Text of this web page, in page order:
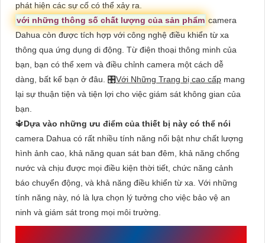
phát hiện các sự cố có thể xảy ra.
với những thông số chất lượng của sản phẩm camera
Dahua còn được tích hợp với công nghệ điều khiển từ xa
thông qua ứng dụng di động. Từ điện thoại thông minh của
bạn, bạn có thể xem và điều chỉnh camera một cách dễ
dàng, bất kể bạn ở đâu. 🎛Với Những Trang bị cao cấp mang
lại sự thuận tiện và tiện lợi cho việc giám sát không gian của
bạn.
🔱Dựa vào những ưu điểm của thiết bị này có thể nói
camera Dahua có rất nhiều tính năng nổi bật như chất lượng
hình ảnh cao, khả năng quan sát ban đêm, khả năng chống
nước và chịu được mọi điều kiện thời tiết, chức năng cảnh
báo chuyển động, và khả năng điều khiển từ xa. Với những
tính năng này, nó là lựa chọn lý tưởng cho việc bảo vệ an
ninh và giám sát trong mọi môi trường.